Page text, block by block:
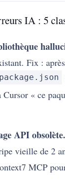
IA : 5
Fix :
package.json
Cursor « ce
API obsolète.
vieille de 2
MCP